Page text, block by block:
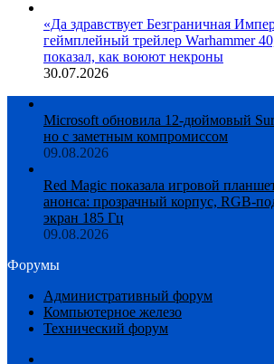
«Да здравствует Безграничная
геймплейный трейлер Warhammer
показал, как воюют некроны
30.07.2026
Microsoft обновила 12-дюймовый
но с заметным компромиссом
09.08.2026
Red Magic показала игровой
анонса: прозрачный корпус, RGB-
экран 185 Гц
09.08.2026
Форумы
Административный форум
Компьютерное железо
Технический форум